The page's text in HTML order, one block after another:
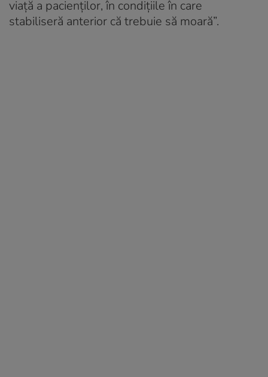
viață a pacienților, în condițiile în care
stabiliseră anterior că trebuie să moară”.